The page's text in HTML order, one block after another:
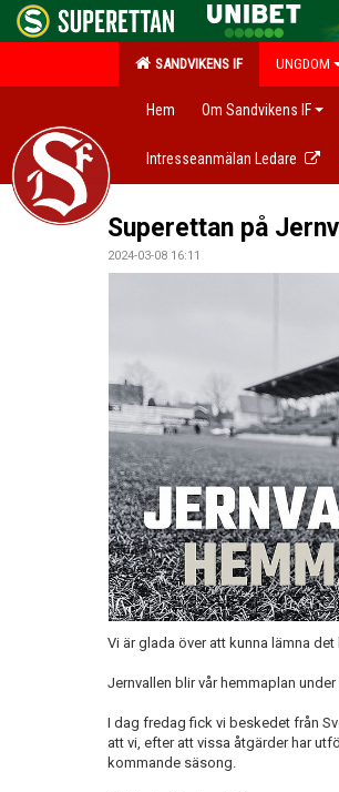
SANDVIKENS IF UNGDOM
Hem Om Sandvikens IF
Intresseanmälan Ledare
Superettan på
2024-03-08 16:11
Vi är glada över att kunna lämna
Jernvallen blir vår hemmaplan under
I dag fredag fick vi beskedet från
att vi, efter att vissa åtgärder har
kommande säsong.